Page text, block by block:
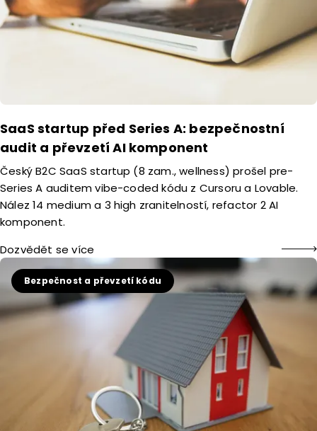
SaaS startup před Series A: bezpečnostní
audit a převzetí AI komponent
Český B2C SaaS startup (8 zam., wellness) prošel pre-
Series A auditem vibe-coded kódu z Cursoru a Lovable.
Nález 14 medium a 3 high zranitelností, refactor 2 AI
komponent.
Dozvědět se více
Bezpečnost a převzetí kódu